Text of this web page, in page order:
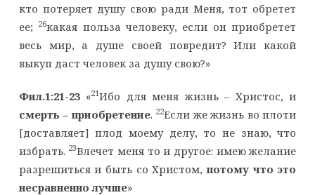
кто потеряет душу свою ради Меня, тот обретет
ее; 26какая польза человеку, если он приобретет
весь мир, а душе своей повредит? Или какой
выкуп даст человек за душу свою?»
Фил.1:21-23«21Ибо для меня жизнь – Христос, и
смерть – приобретение. 22Если же жизнь во плоти
[доставляет] плод моему делу, то не знаю, что
избрать. 23Влечет меня то и другое: имею желание
разрешиться и быть со Христом,потому что это
несравненно лучше»